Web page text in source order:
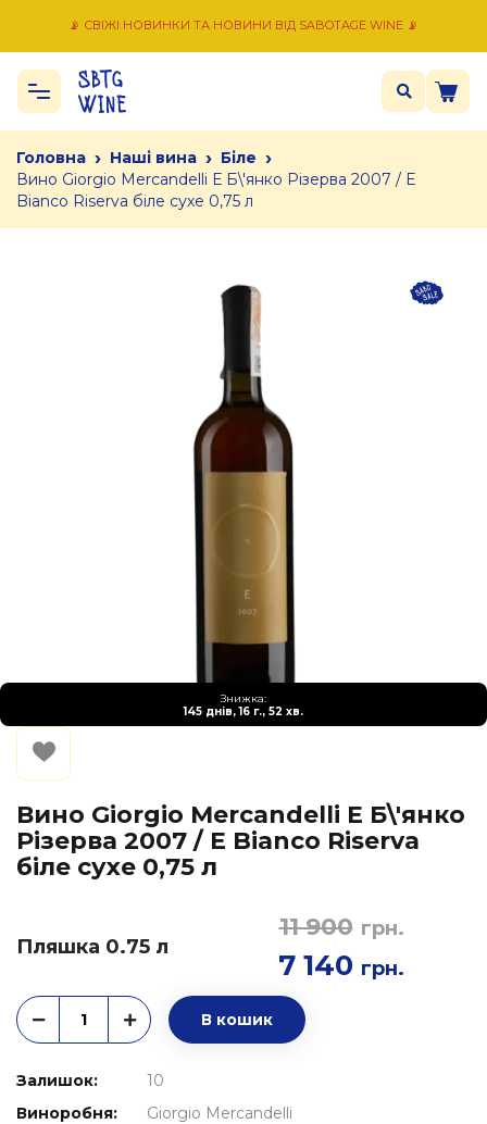
📡 СВІЖІ НОВИНКИ ТА НОВИНИ ВІД SABOTAGE WINE 📡
Головна › Наші вина › Біле ›
Вино Giorgio Mercandelli Е Б\'янко Різерва 2007 / E
Bianco Riserva біле сухе 0,75 л
Знижка:
145 днів, 16 г., 52 хв.
Вино Giorgio Mercandelli Е Б\'янко
Різерва 2007 / E Bianco Riserva
біле сухе 0,75 л
Пляшка 0.75 л
11 900 грн.
7 140 грн.
В кошик
Залишок:
10
Виноробня:
Giorgio Mercandelli